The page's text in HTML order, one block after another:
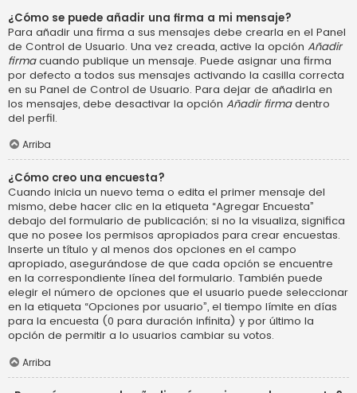
¿Cómo se puede añadir una firma a mi mensaje?
Para añadir una firma a sus mensajes debe crearla en el Panel
de Control de Usuario. Una vez creada, active la opción Añadir
firmacuando publique un mensaje. Puede asignar una firma
por defecto a todos sus mensajes activando la casilla correcta
en su Panel de Control de Usuario. Para dejar de añadirla en
los mensajes, debe desactivar la opción Añadir firmadentro
del perfil.
Arriba
¿Cómo creo una encuesta?
Cuando inicia un nuevo tema o edita el primer mensaje del
mismo, debe hacer clic en la etiqueta “Agregar Encuesta”
debajo del formulario de publicación; si no la visualiza, significa
que no posee los permisos apropiados para crear encuestas.
Inserte un título y al menos dos opciones en el campo
apropiado, asegurándose de que cada opción se encuentre
en la correspondiente línea del formulario. También puede
elegir el número de opciones que el usuario puede seleccionar
en la etiqueta “Opciones por usuario”, el tiempo límite en días
para la encuesta (0 para duración infinita) y por último la
opción de permitir a lo usuarios cambiar su votos.
Arriba